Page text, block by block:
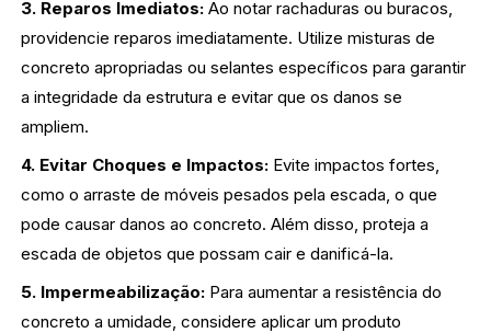
3. Reparos Imediatos: Ao notar rachaduras ou buracos,
providencie reparos imediatamente. Utilize misturas de
concreto apropriadas ou selantes específicos para garantir
a integridade da estrutura e evitar que os danos se
ampliem.
4. Evitar Choques e Impactos: Evite impactos fortes,
como o arraste de móveis pesados pela escada, o que
pode causar danos ao concreto. Além disso, proteja a
escada de objetos que possam cair e danificá-la.
5. Impermeabilização: Para aumentar a resistência do
concreto a umidade, considere aplicar um produto